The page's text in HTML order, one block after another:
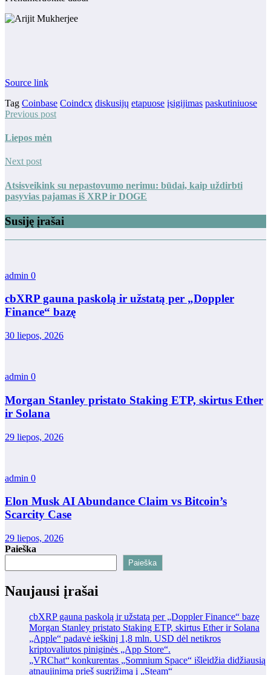
Source link
Tag Coinbase Coindcx diskusijų etapuose įsigijimas paskutiniuose
Previous post
Liepos mėn
Next post
Atsisveikink su nepastovumo nerimu: būdai, kaip uždirbti
pasyvias pajamas iš XRP ir DOGE
Susiję įrašai
admin 0
cbXRP gauna paskolą ir užstatą per „Doppler
Finance“ bazę
30 liepos, 2026
admin 0
Morgan Stanley pristato Staking ETP, skirtus Ether
ir Solana
29 liepos, 2026
admin 0
Elon Musk AI Abundance Claim vs Bitcoin’s
Scarcity Case
29 liepos, 2026
Paieška
Paieška
Naujausi įrašai
cbXRP gauna paskolą ir užstatą per „Doppler Finance“ bazę
Morgan Stanley pristato Staking ETP, skirtus Ether ir Solana
„Apple“ padavė ieškinį 1,8 mln. USD dėl netikros
kriptovaliutos piniginės „App Store“.
„VRChat“ konkurentas „Somnium Space“ išleidžia didžiausią
atnaujinimą prieš sugrįžimą į „Steam“